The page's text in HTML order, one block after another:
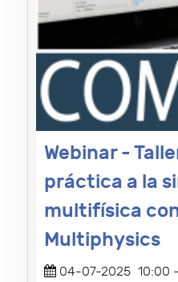
Webinar -
práctica a la
multifísica con
Multiphysics
04-07-2025 10:00 -